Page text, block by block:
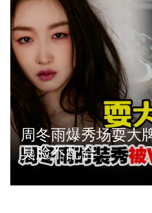
周冬雨爆秀场耍大
臭脸不配合